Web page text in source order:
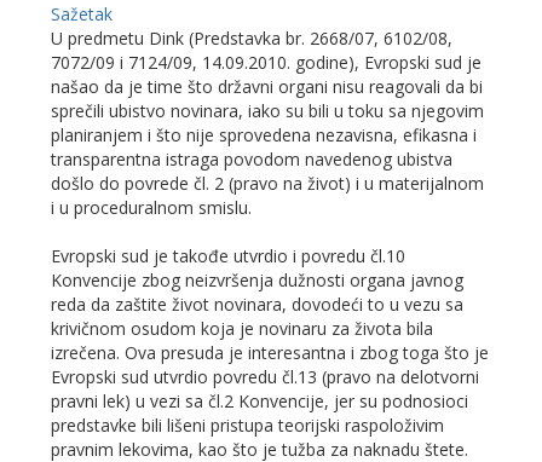
Sažetak
U predmetu Dink (Predstavka br. 2668/07, 6102/08,
7072/09 i 7124/09, 14.09.2010. godine), Evropski sud je
našao da je time što državni organi nisu reagovali da bi
sprečili ubistvo novinara, iako su bili u toku sa njegovim
planiranjem i što nije sprovedena nezavisna, efikasna i
transparentna istraga povodom navedenog ubistva
došlo do povrede čl. 2 (pravo na život) i u materijalnom
i u proceduralnom smislu.
Evropski sud je takođe utvrdio i povredu čl.10
Konvencije zbog neizvršenja dužnosti organa javnog
reda da zaštite život novinara, dovodeći to u vezu sa
krivičnom osudom koja je novinaru za života bila
izrečena. Ova presuda je interesantna i zbog toga što je
Evropski sud utvrdio povredu čl.13 (pravo na delotvorni
pravni lek) u vezi sa čl.2 Konvencije, jer su podnosioci
predstavke bili lišeni pristupa teorijski raspoloživim
pravnim lekovima, kao što je tužba za naknadu štete.